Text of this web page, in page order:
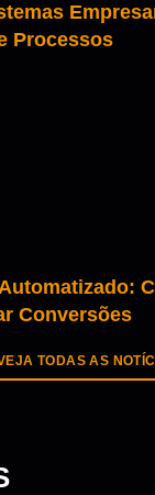
Processos
Conversões
TODAS AS